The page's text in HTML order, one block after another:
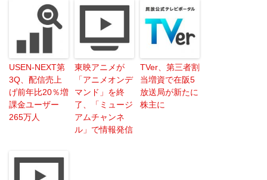
USEN-NEXT第
3Q、配信売上
げ前年比20％増
課金ユーザー
265万人
東映アニメが
「アニメオンデ
マンド」を終
了、「ミュージ
アムチャンネ
ル」で情報発信
TVer、第三者割
当増資で在阪5
放送局が新たに
株主に